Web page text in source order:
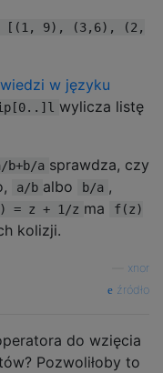
[(1, 9), (3,6), (2,
w języku
wylicza listę
b+b/a sprawdza, czy
a/b albo b/a ,
= z + 1/z ma
f(z)
kolizji.
xnor
źródło
do wzięcia
Pozwoliłoby to